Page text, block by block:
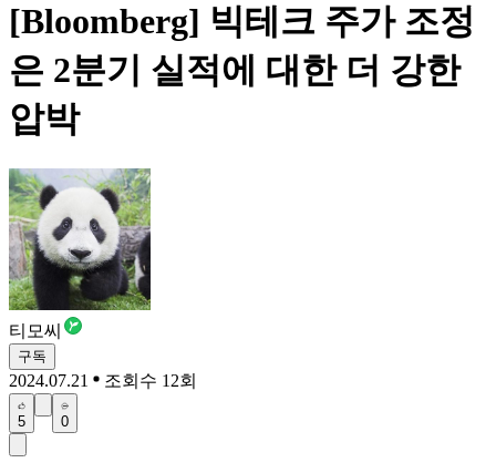
[Bloomberg] 빅테크 주가 조정
은 2분기 실적에 대한 더 강한
압박
티모씨
구독
2024.07.21 조회수 12회
5 0